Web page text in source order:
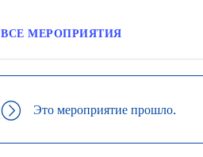
ВСЕ МЕРОПРИЯТИЯ
Это мероприятие прошло.